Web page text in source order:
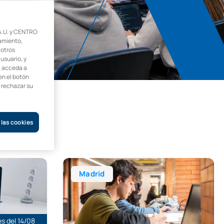
del 14/08
de Aplicaciones Web
Madrid
Técnico Superior en Administración de
y CENTRO
y
acceda a
el botón
su
cookies